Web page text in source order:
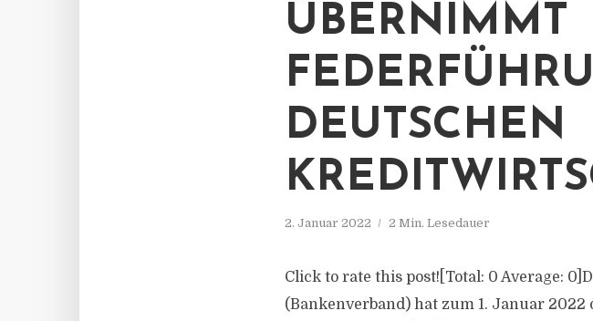
ÜBERNIMMT
DEUTSCHEN
2. Januar 2022 2 Min. Lesedauer
Click to rate this post![Total: 0 Average:
(Bankenverband) hat zum 1. Januar